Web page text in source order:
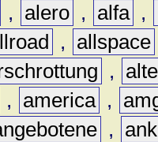
, alero , alfa ,
, allspace
,
, america ,
,